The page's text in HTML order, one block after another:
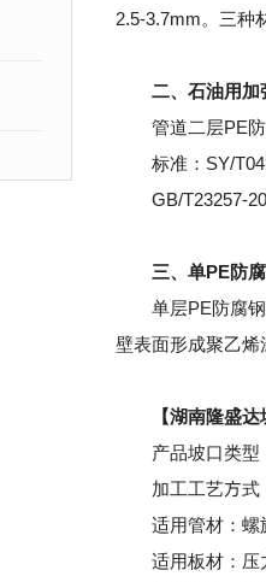
2.5-3.7mm。三种
二、石油用加
管道二层PE
标准：SY/
GB/T23257-
三、单PE防
单层PE防腐
壁表面形成聚乙烯
【湖南隆盛
产品坡口类型：
加工工艺方式：
适用管材：螺旋
适用板材：压力